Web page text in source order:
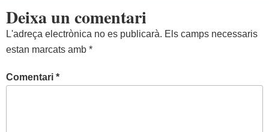
Deixa un comentari
L'adreça electrònica no es publicarà. Els camps necessaris
estan marcats amb *
Comentari *